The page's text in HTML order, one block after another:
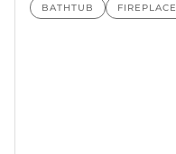
BATHTUB FIREPLACE